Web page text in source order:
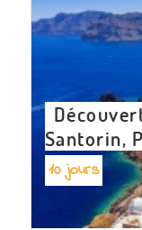
Santorin,
10 jours